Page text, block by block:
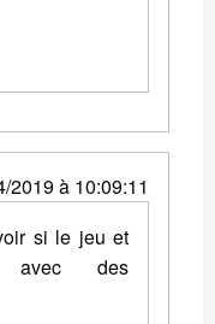
2019 à 10:09:11
si le jeu et
avec des